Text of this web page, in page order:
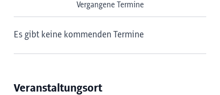
Vergangene Termine
Es gibt keine kommenden Termine
Veranstaltungsort